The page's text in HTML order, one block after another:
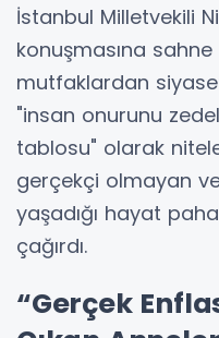
İstanbul Milletvekili
konuşmasına
mutfaklardan
"insan onurunu
tablosu" olarak
gerçekçi olmayan
yaşadığı hayat
çağırdı.
“Gerçek